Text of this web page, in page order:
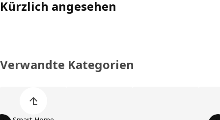
Kürzlich angesehen
Verwandte Kategorien